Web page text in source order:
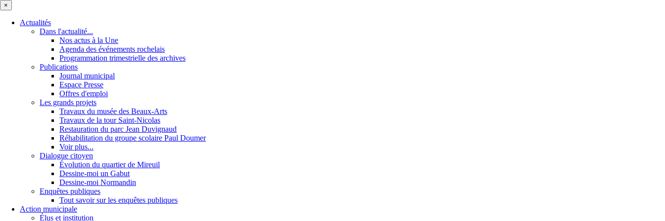
×
Actualités
Dans l'actualité...
Nos actus à la Une
Agenda des événements rochelais
Programmation trimestrielle des archives
Publications
Journal municipal
Espace Presse
Offres d'emploi
Les grands projets
Travaux du musée des Beaux-Arts
Travaux de la tour Saint-Nicolas
Restauration du parc Jean Duvignaud
Réhabilitation du groupe scolaire Paul Doumer
Voir plus...
Dialogue citoyen
Évolution du quartier de Mireuil
Dessine-moi un Gabut
Dessine-moi Normandin
Enquêtes publiques
Tout savoir sur les enquêtes publiques
Action municipale
Élus et institution